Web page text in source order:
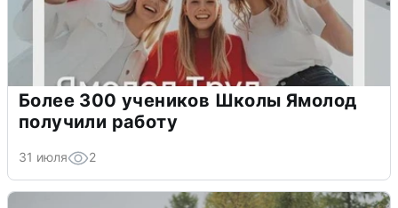
Более 300 учеников Школы Ямолод
получили работу
31 июля 2